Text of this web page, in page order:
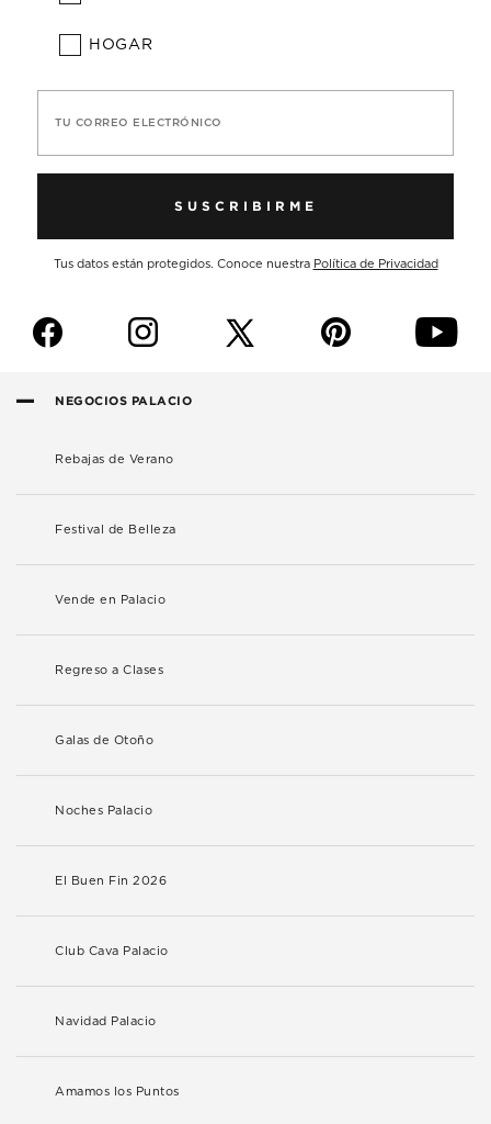
HOGAR
TU CORREO ELECTRÓNICO
SUSCRIBIRME
Tus datos están protegidos. Conoce nuestra Política de Privacidad
f i p y
NEGOCIOS PALACIO
Rebajas de Verano
Festival de Belleza
Vende en Palacio
Regreso a Clases
Galas de Otoño
Noches Palacio
El Buen Fin 2026
Club Cava Palacio
Navidad Palacio
Amamos los Puntos